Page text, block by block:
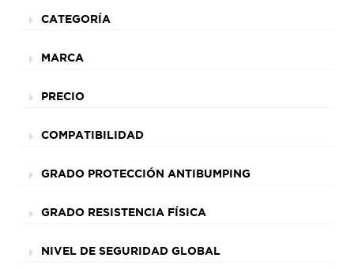
CATEGORÍA
MARCA
PRECIO
COMPATIBILIDAD
GRADO PROTECCIÓN ANTIBUMPING
GRADO RESISTENCIA FÍSICA
NIVEL DE SEGURIDAD GLOBAL